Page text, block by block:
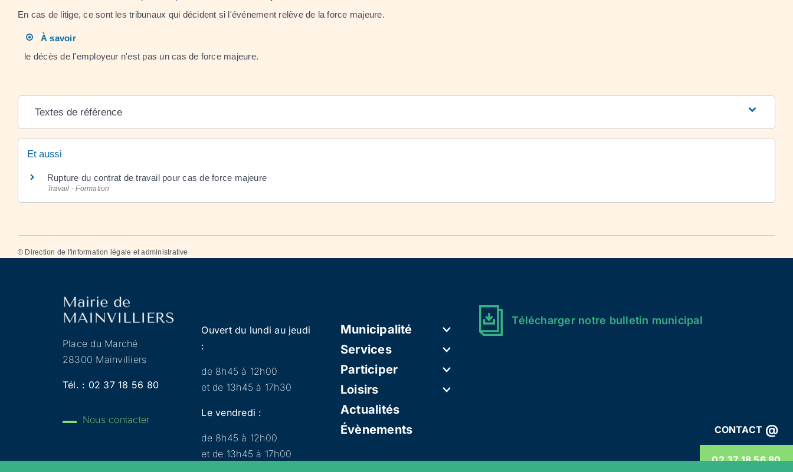
CONTACT @
02 37 18 56 80
En cas de litige, ce sont les tribunaux qui décident si l'événement relève de la force majeure.
À savoir
le décès de l'employeur n'est pas un cas de force majeure.
Textes de référence
Et aussi
Rupture du contrat de travail pour cas de force majeure
Travail - Formation
© Direction de l'information légale et administrative
Place du Marché
28300 Mainvilliers
Tél. : 02 37 18 56 80
Nous contacter
Ouvert du lundi au jeudi
:
de 8h45 à 12h00
et de 13h45 à 17h30
Le vendredi :
de 8h45 à 12h00
et de 13h45 à 17h00
Municipalité
Services
Participer
Loisirs
Actualités
Évènements
Télécharger notre bulletin municipal